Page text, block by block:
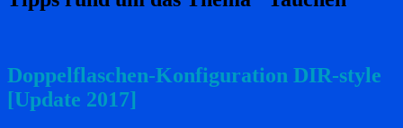
Doppelflaschen-Konfiguration DIR-style
[Update 2017]